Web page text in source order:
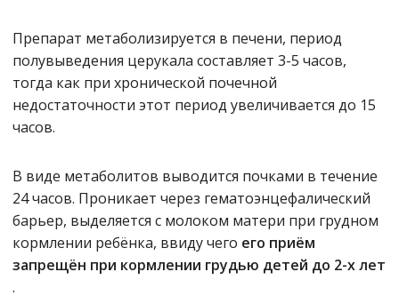
Препарат метаболизируется в печени, период
полувыведения церукала составляет 3-5 часов,
тогда как при хронической почечной
недостаточности этот период увеличивается до 15
часов.
В виде метаболитов выводится почками в течение
24 часов. Проникает через гематоэнцефалический
барьер, выделяется с молоком матери при грудном
кормлении ребёнка, ввиду чего его приём
запрещён при кормлении грудью детей до 2-х лет
.